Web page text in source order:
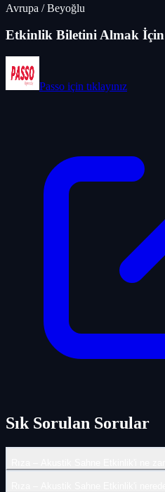
Avrupa /Beyoğlu
Etkinlik Biletini Almak İçin
Passo için tıklayınız
Sık Sorulan Sorular